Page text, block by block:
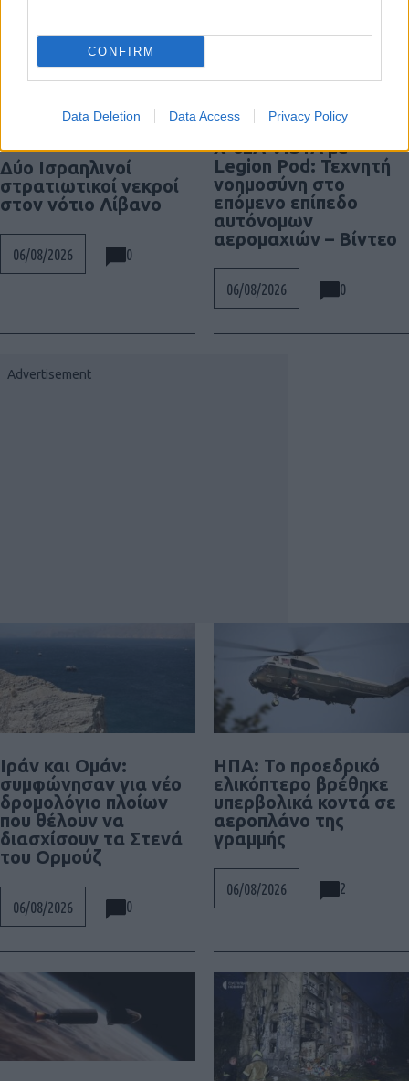
CONFIRM
Data Deletion Data Access Privacy Policy
Δύο Ισραηλινοί
στρατιωτικοί νεκροί
στον νότιο Λίβανο
06/08/2026 0
X-62A VISTA με
Legion Pod: Τεχνητή
νοημοσύνη στο
επόμενο επίπεδο
αυτόνομων
αερομαχιών – Βίντεο
06/08/2026 0
Ιράν και Ομάν:
συμφώνησαν για νέο
δρομολόγιο πλοίων
που θέλουν να
διασχίσουν τα Στενά
του Ορμούζ
06/08/2026 0
ΗΠΑ: Το προεδρικό
ελικόπτερο βρέθηκε
υπερβολικά κοντά σε
αεροπλάνο της
γραμμής
06/08/2026 2